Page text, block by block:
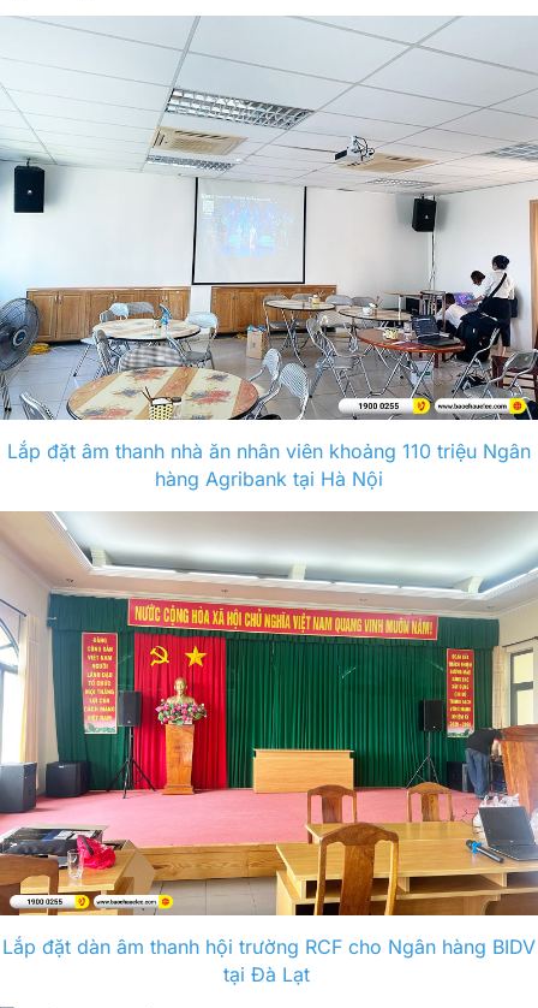
Lắp đặt âm thanh nhà ăn nhân viên khoảng 110 triệu Ngân
hàng Agribank tại Hà Nội
Lắp đặt dàn âm thanh hội trường RCF cho Ngân hàng BIDV
tại Đà Lạt